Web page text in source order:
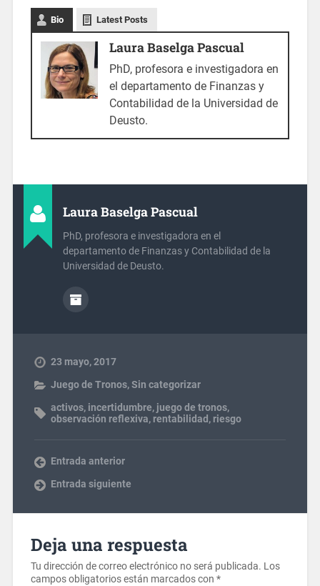
Bio Latest Posts
Laura Baselga Pascual
PhD, profesora e investigadora en
el departamento de Finanzas y
Contabilidad de la Universidad de
Deusto.
Laura Baselga Pascual
PhD, profesora e investigadora en el
departamento de Finanzas y Contabilidad de la
Universidad de Deusto.
23 mayo, 2017
Juego de Tronos,Sin categorizar
activos, incertidumbre, juego de tronos,
observación reflexiva, rentabilidad , riesgo
Entrada anterior
Entrada siguiente
Deja una respuesta
Tu dirección de correo electrónico no será publicada. Los
campos obligatorios están marcados con *